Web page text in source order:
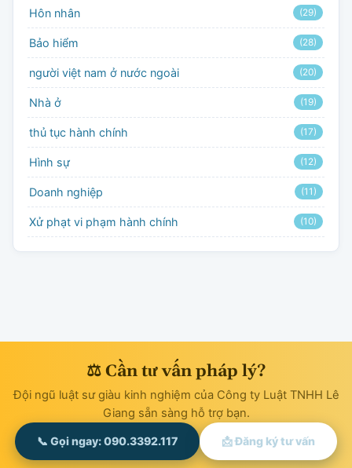
Hôn nhân (29)
Bảo hiểm (28)
người việt nam ở nước ngoài (20)
Nhà ở (19)
thủ tục hành chính (17)
Hình sự (12)
Doanh nghiệp (11)
Xử phạt vi phạm hành chính (10)
⚖ Cần tư vấn pháp lý?
Đội ngũ luật sư giàu kinh nghiệm của Công ty Luật TNHH Lê
Giang sẵn sàng hỗ trợ bạn.
📞 Gọi ngay: 090.3392.117 📩 Đăng ký tư vấn